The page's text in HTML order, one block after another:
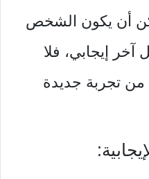
أن يكون الشخص
آخر إيجابي، فلا
تجربة جديدة